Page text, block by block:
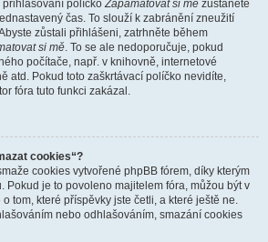
přihlašování políčkoZapamatovat si mě zůstanete
čas. To slouží k zabránění zneužití
zůstali přihlášeni, zatrhněte během
si mě. To se ale nedoporučuje, pokud
počítače, např. v knihovně, internetové
atd. Pokud toto zaškrtávací políčko nevidíte,
fóra tuto funkci zakázal.
cookies“?
cookies vytvořené phpBB fórem, díky kterým
Pokud je to povoleno majitelem fóra, můžou být v
tom, které příspěvky jste četli, a které ještě ne.
nebo odhlašováním, smazání cookies